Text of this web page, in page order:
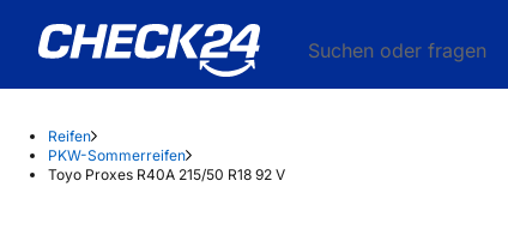
Suchen oder fragen
Reifen
PKW-Sommerreifen
Toyo Proxes R40A 215/50 R18 92 V